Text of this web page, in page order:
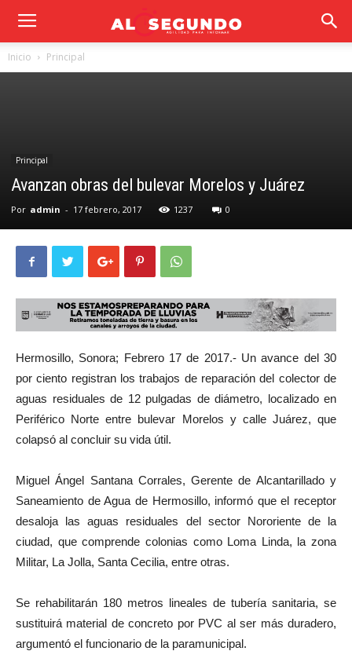
Inicio Principal
Principal
Avanzan obras del bulevar Morelos y Juárez
Por admin - 17 febrero, 2017 1237 0
Hermosillo, Sonora; Febrero 17 de 2017.- Un avance del 30
por ciento registran los trabajos de reparación del colector de
aguas residuales de 12 pulgadas de diámetro, localizado en
Periférico Norte entre bulevar Morelos y calle Juárez, que
colapsó al concluir su vida útil.
Miguel Ángel Santana Corrales, Gerente de Alcantarillado y
Saneamiento de Agua de Hermosillo, informó que el receptor
desaloja las aguas residuales del sector Nororiente de la
ciudad, que comprende colonias como Loma Linda, la zona
Militar, La Jolla, Santa Cecilia, entre otras.
Se rehabilitarán 180 metros lineales de tubería sanitaria, se
sustituirá material de concreto por PVC al ser más duradero,
argumentó el funcionario de la paramunicipal.